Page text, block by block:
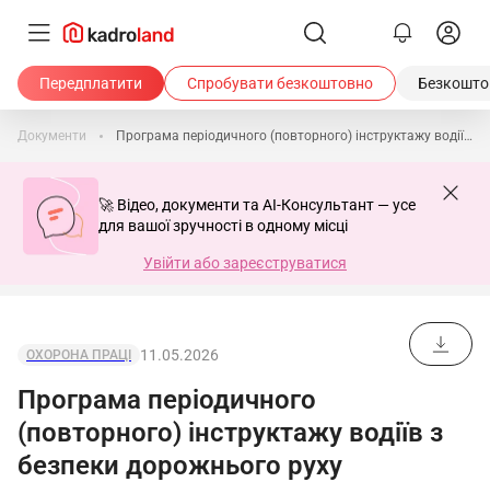
Передплатити Спробувати безкоштовно
Документи Програма періодичного (повторного) інструктажу водіїв з безпеки дорожнього руху
🚀 Відео, документи та AI-Консультант — усе
для вашої зручності в одному місці
Увійти або зареєструватися
ОХОРОНА ПРАЦІ 11.05.2026
Програма періодичного
(повторного) інструктажу водіїв з
безпеки дорожнього руху